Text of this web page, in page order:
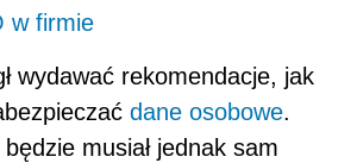
w firmie
wydawać rekomendacje, jak
dane osobowe.
musiał jednak sam